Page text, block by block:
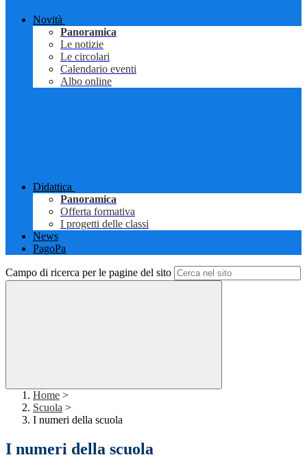
Novità
Panoramica
Le notizie
Le circolari
Calendario eventi
Albo online
Didattica
Panoramica
Offerta formativa
I progetti delle classi
News
PagoPa
Campo di ricerca per le pagine del sito
Home >
Scuola >
I numeri della scuola
I numeri della scuola